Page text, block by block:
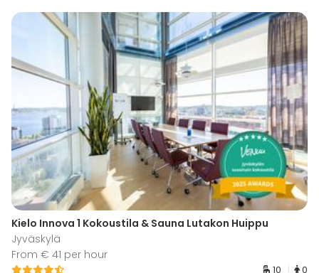
Kielo Innova 1 Kokoustila & Sauna Lutakon Huippu
Jyväskylä
From € 41 per hour
10 0